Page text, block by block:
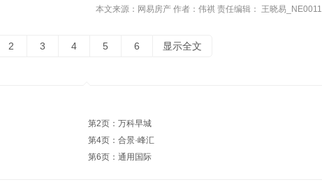
本文来源：网易房产 作者：伟祺 责任编辑： 王晓易_NE0011
2 3 4 5 6 显示全文
第2页：万科早城
第4页：合景·峰汇
第6页：通用国际